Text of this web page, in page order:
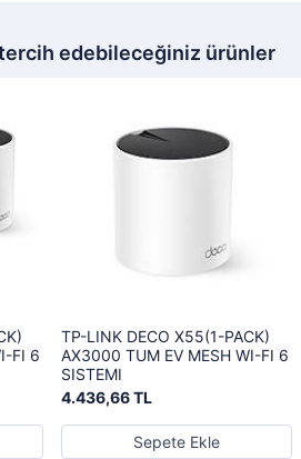
edebileceğiniz ürünler
FI 6
TP-LINK DECO X55(1-PACK)
AX3000 TUM EV MESH WI-FI 6
SISTEMI
4.436,66 TL
Sepete Ekle